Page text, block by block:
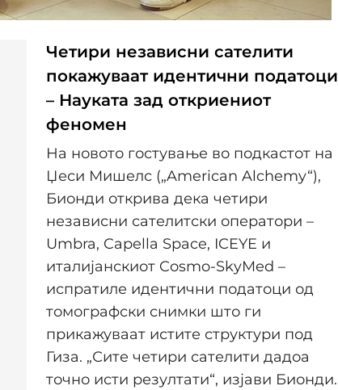
Четири независни сателити
покажуваат идентични податоци
– Науката зад откриениот
феномен
На новото гостување во подкастот на
Џеси Мишелс („American Alchemy“),
Бионди открива дека четири
независни сателитски оператори –
Umbra, Capella Space, ICEYE и
италијанскиот Cosmo-SkyMed –
испратиле идентични податоци од
томографски снимки што ги
прикажуваат истите структури под
Гиза. „Сите четири сателити дадоа
точно исти резултати“, изјави Бионди.